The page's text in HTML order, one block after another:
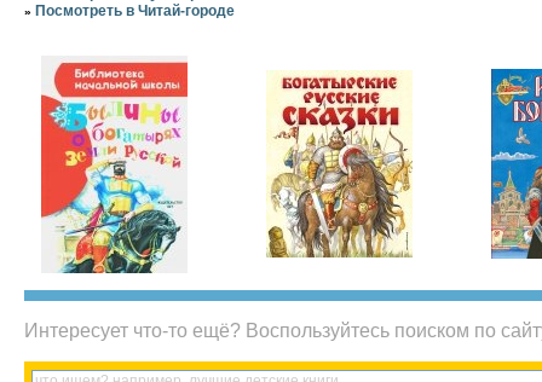
» Посмотреть в Читай-городе
Интересует что-то ещё? Воспользуйтесь поиском по